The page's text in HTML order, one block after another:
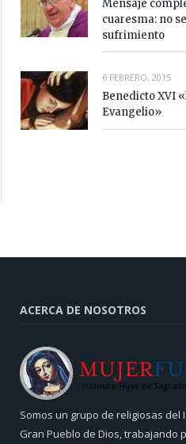
Mensaje
cuaresma: no
sufrimiento
6 FEBRERO, 2015
Benedicto XVI
Evangelio»
ACERCA DE NOSOTROS
Somos un grupo de religiosas del
Gran Pueblo de Dios, trabajando